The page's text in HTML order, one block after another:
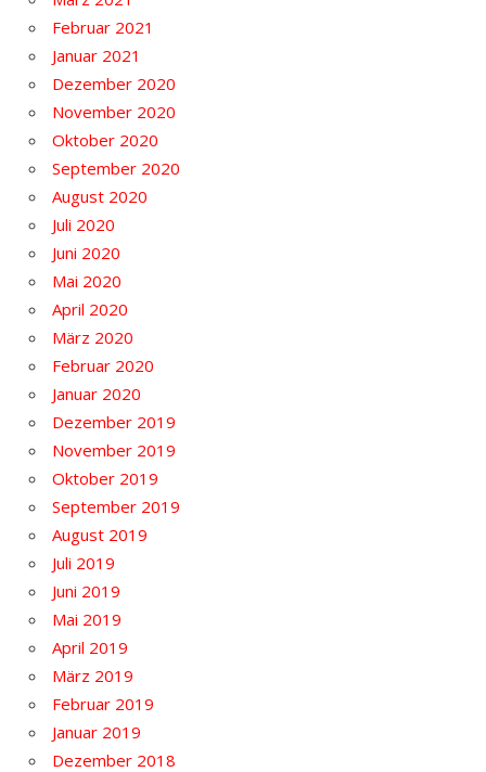
Februar 2021
Januar 2021
Dezember 2020
November 2020
Oktober 2020
September 2020
August 2020
Juli 2020
Juni 2020
Mai 2020
April 2020
März 2020
Februar 2020
Januar 2020
Dezember 2019
November 2019
Oktober 2019
September 2019
August 2019
Juli 2019
Juni 2019
Mai 2019
April 2019
März 2019
Februar 2019
Januar 2019
Dezember 2018